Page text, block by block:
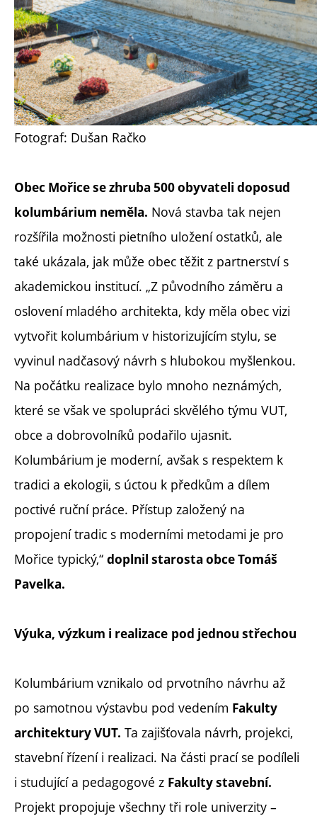
Fotograf: Dušan Račko
Obec Mořice se zhruba 500 obyvateli doposud
kolumbárium neměla. Nová stavba tak nejen
rozšířila možnosti pietního uložení ostatků, ale
také ukázala, jak může obec těžit z partnerství s
akademickou institucí. „Z původního záměru a
oslovení mladého architekta, kdy měla obec vizi
vytvořit kolumbárium v historizujícím stylu, se
vyvinul nadčasový návrh s hlubokou myšlenkou.
Na počátku realizace bylo mnoho neznámých,
které se však ve spolupráci skvělého týmu VUT,
obce a dobrovolníků podařilo ujasnit.
Kolumbárium je moderní, avšak s respektem k
tradici a ekologii, s úctou k předkům a dílem
poctivé ruční práce. Přístup založený na
propojení tradic s moderními metodami je pro
Mořice typický,“ doplnil starosta obce Tomáš
Pavelka.
Výuka, výzkum i realizace pod jednou střechou
Kolumbárium vznikalo od prvotního návrhu až
po samotnou výstavbu pod vedením Fakulty
architektury VUT. Ta zajišťovala návrh, projekci,
stavební řízení i realizaci. Na části prací se podíleli
i studující a pedagogové z Fakulty stavební.
Projekt propojuje všechny tři role univerzity –